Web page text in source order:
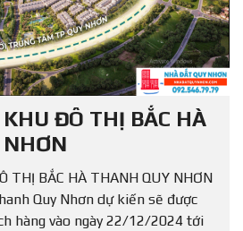
ĐÔ THỊ BẮC HÀ
THỊ BẮC HÀ THANH QUY NHƠN
Quy Nhơn dự kiến sẽ được
hàng vào ngày 22/12/2024 tới